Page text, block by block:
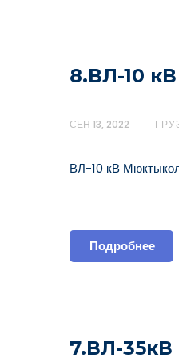
8.ВЛ-10
СЕН 13, 2022
ВЛ-10 кВ
Подробнее
7.ВЛ-